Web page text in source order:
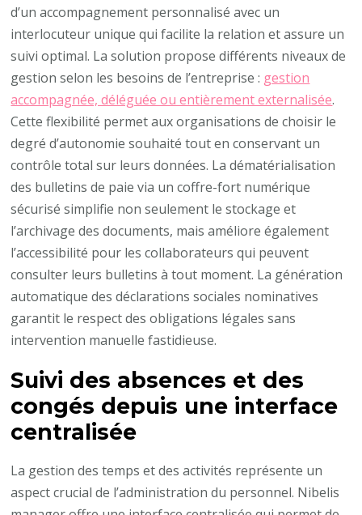
d’un accompagnement personnalisé avec un
interlocuteur unique qui facilite la relation et assure un
suivi optimal. La solution propose différents niveaux de
gestion selon les besoins de l’entreprise : gestion
accompagnée, déléguée ou entièrement externalisée.
Cette flexibilité permet aux organisations de choisir le
degré d’autonomie souhaité tout en conservant un
contrôle total sur leurs données. La dématérialisation
des bulletins de paie via un coffre-fort numérique
sécurisé simplifie non seulement le stockage et
l’archivage des documents, mais améliore également
l’accessibilité pour les collaborateurs qui peuvent
consulter leurs bulletins à tout moment. La génération
automatique des déclarations sociales nominatives
garantit le respect des obligations légales sans
intervention manuelle fastidieuse.
Suivi des absences et des
congés depuis une interface
centralisée
La gestion des temps et des activités représente un
aspect crucial de l’administration du personnel. Nibelis